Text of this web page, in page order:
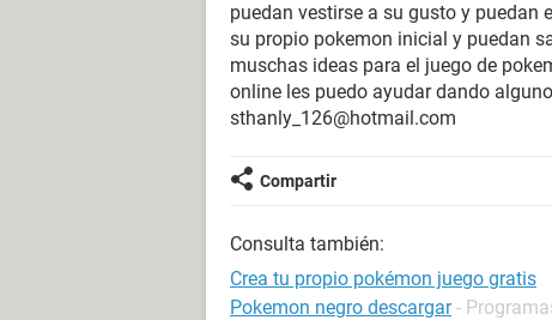
puedan vestirse a su gusto y puedan
su propio pokemon inicial y puedan
muschas ideas para el juego de
online les puedo ayudar dando
sthanly_126@hotmail.com
Compartir
Consulta también:
Crea tu propio pokémon juego gratis
Pokemon negro descargar -